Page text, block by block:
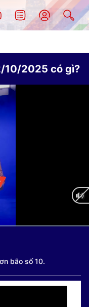
10/2025 có gì?
bão số 10.